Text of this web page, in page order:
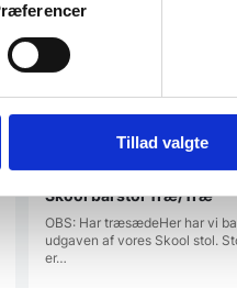
Tillad valgte
Skool barstol Træ/Træ
OBS: Har træsædeHer har vi
udgaven af vores Skool stol.
er…